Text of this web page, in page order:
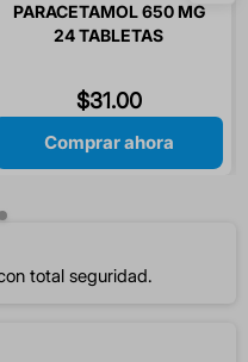
PARACETAMOL 650 MG
24 TABLETAS
$31.00
Comprar ahora
total seguridad.